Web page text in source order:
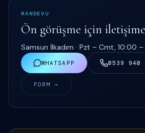
RANDEVU
Ön görüşme için
Samsun İlkadım · Pzt – Cmt, 10:00 –
WHATSAPP 0539 940
FORM →